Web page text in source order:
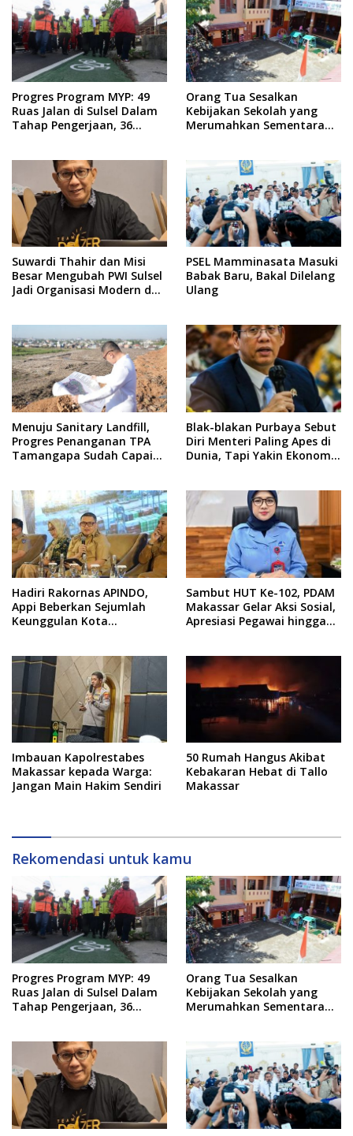
Progres Program MYP: 49
Ruas Jalan di Sulsel Dalam
Tahap Pengerjaan, 36
Orang Tua Sesalkan
Kebijakan Sekolah yang
Merumahkan Sementara
Suwardi Thahir dan Misi
Besar Mengubah PWI Sulsel
Jadi Organisasi Modern dan
PSEL Mamminasata Masuki
Babak Baru, Bakal Dilelang
Ulang
Menuju Sanitary Landfill,
Progres Penanganan TPA
Tamangapa Sudah Capai
Blak-blakan Purbaya Sebut
Diri Menteri Paling Apes di
Dunia, Tapi Yakin Ekonomi
Hadiri Rakornas APINDO,
Appi Beberkan Sejumlah
Keunggulan Kota
Sambut HUT Ke-102, PDAM
Makassar Gelar Aksi Sosial,
Apresiasi Pegawai hingga
Imbauan Kapolrestabes
Makassar kepada Warga:
Jangan Main Hakim Sendiri
50 Rumah Hangus Akibat
Kebakaran Hebat di Tallo
Makassar
Rekomendasi untuk kamu
Progres Program MYP: 49
Ruas Jalan di Sulsel Dalam
Tahap Pengerjaan, 36
Orang Tua Sesalkan
Kebijakan Sekolah yang
Merumahkan Sementara